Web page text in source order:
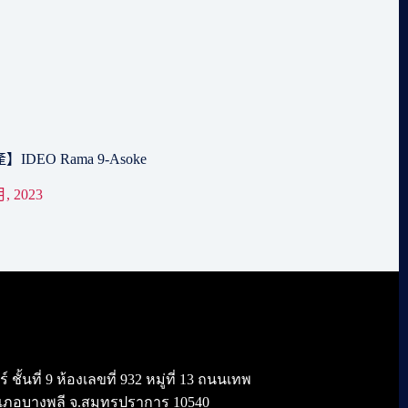
IDEO Rama 9-Asoke
, 2023
ร์ ชั้นที่ 9 ห้องเลขที่ 932 หมู่ที่ 13 ถนนเทพ
อบางพลี จ.สมุทรปราการ 10540